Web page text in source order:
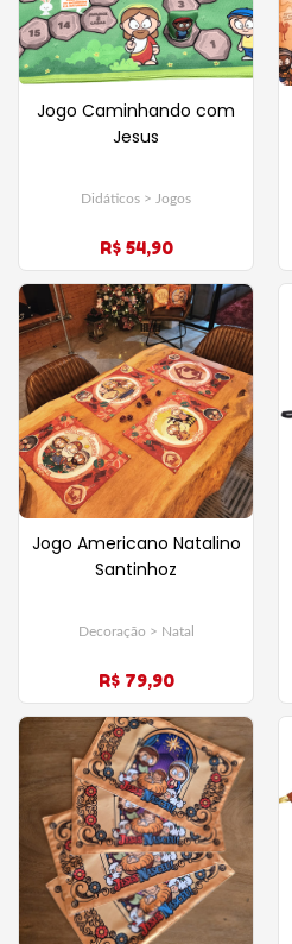
Jogo Caminhando com
Jesus
Didáticos > Jogos
R$ 54,90
Jogo Americano Natalino
Santinhoz
Decoração > Natal
R$ 79,90